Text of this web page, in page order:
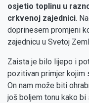
osjetio toplinu u
crkvenoj zajednici.
doprinesem promjeni
zajednicu u Svetoj
Zaista je bilo lijepo i
pozitivan primjer kojim
On nam može biti
još boljem tonu kako bi